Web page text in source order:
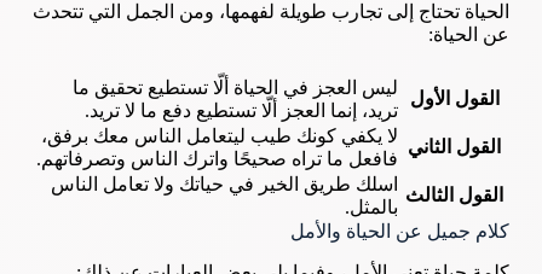
الحياة تحتاج إلى تجارب طويلة لفهمها، ومن الجمل التي تتحدث
عن الحياة:
القول الأول
ليس العجز في الحياة ألّا تستطيع تحقيق ما
تريد، إنما العجز ألّا تستطيع دفع ما لا تريد.
القول الثاني
لا يكفي كونك طيب ليتعامل الناس معك برفق،
فافعل ما تراه صحيحًا واترك الناس وتصرفاتهم.
القول الثالث
اسلك طريق الخير في حياتك ولا تعامل الناس
بالمثل.
كلام جميل عن الحياة والأمل